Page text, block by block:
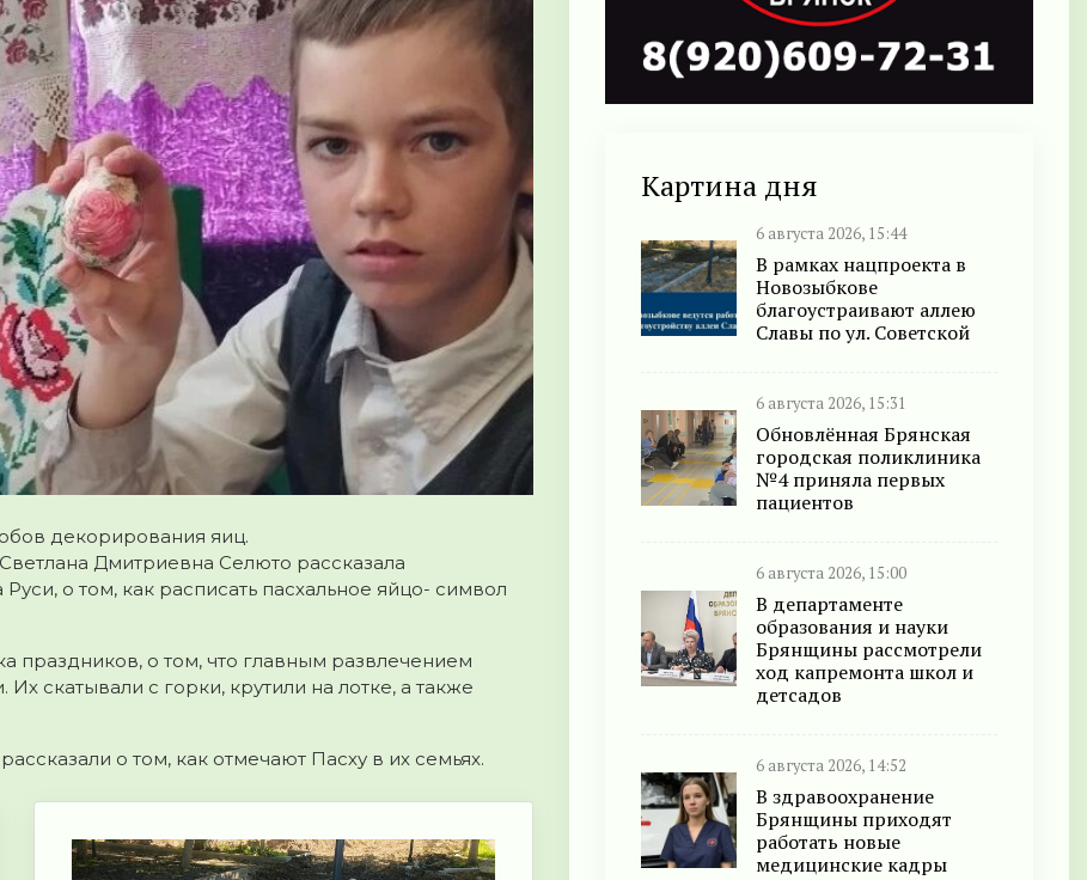
декорирования яиц.
Дмитриевна Селюто рассказала
о том, как расписать пасхальное яйцо- символ
праздников, о том, что главным развлечением
скатывали с горки, крутили на лотке, а также
о том, как отмечают Пасху в их семьях.
Картина дня
6 августа 2026, 15:44
В рамках нацпроекта в
Новозыбкове
благоустраивают аллею
Славы по ул. Советской
6 августа 2026, 15:31
Обновлённая Брянская
городская поликлиника
№4 приняла первых
пациентов
6 августа 2026, 15:00
В департаменте
образования и науки
Брянщины рассмотрели
ход капремонта школ и
детсадов
6 августа 2026, 14:52
В здравоохранение
Брянщины приходят
работать новые
медицинские кадры